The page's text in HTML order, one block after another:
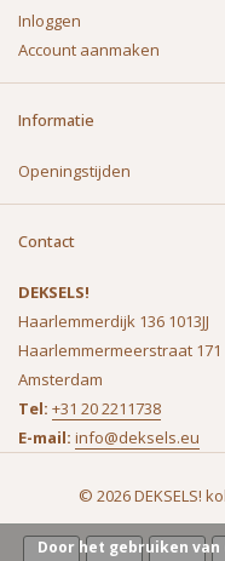
Inloggen
Account aanmaken
Informatie
Openingstijden
Contact
DEKSELS!
Haarlemmerdijk 136 1013JJ
Haarlemmermeerstraat 171
Amsterdam
Tel: +31 20 2211738
E-mail: info@deksels.eu
© 2026 DEKSELS!
Door het gebruiken